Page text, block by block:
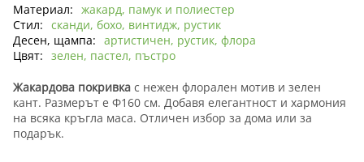
Материал: жакард, памук и полиестер
Стил: сканди, бохо, винтидж, рустик
Десен, щампа: артистичен, рустик, флора
Цвят: зелен, пастел, пъстро
Жакардова покривка с нежен флорален мотив и зелен
кант. Размерът е Ф160 см. Добавя елегантност и хармония
на всяка кръгла маса. Отличен избор за дома или за
подарък.